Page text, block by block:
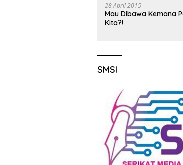
28 April 2015
Mau Dibawa Kemana
Kita?!
SMSI